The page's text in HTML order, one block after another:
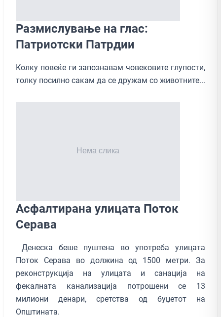
Размислување на глас:
Патриотски Патрдии
Колку повеќе ги запознавам човековите глупости,
толку посилно сакам да се дружам со животните...
Асфалтирана улицата Поток
Серава
Денеска беше пуштена во употреба улицата
Поток Серава во должина од 1500 метри. За
реконструкција на улицата и санација на
фекалната канализација потрошени се 13
милиони денари, сретства од буџетот на
Општината.